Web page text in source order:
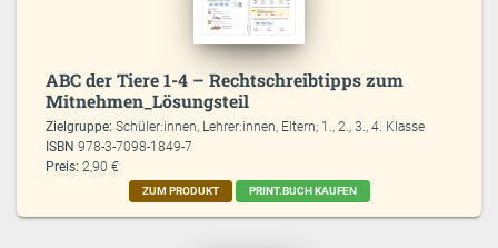
ABC der Tiere 1-4 – Rechtschreibtipps zum
Mitnehmen_Lösungsteil
Zielgruppe:Schüler:innen, Lehrer:innen, Eltern; 1., 2., 3., 4. Klasse
ISBN978-3-7098-1849-7
Preis: 2,90 €
ZUM PRODUKT PRINT.BUCH KAUFEN